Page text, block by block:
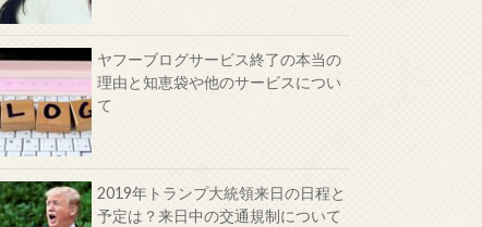
ヤフーブログサービス終了の本当の
理由と知恵袋や他のサービスについ
て
2019年トランプ大統領来日の日程と
予定は？来日中の交通規制について